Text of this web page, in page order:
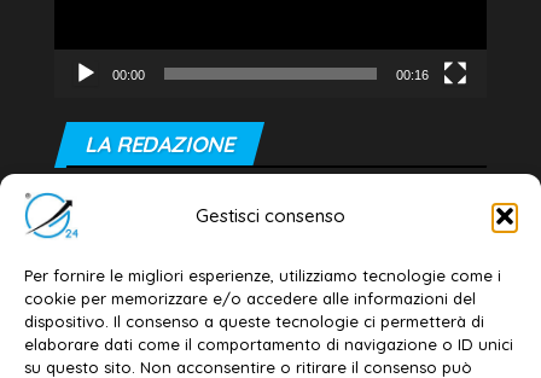
Gestisci consenso
Per fornire le migliori esperienze, utilizziamo tecnologie come i
cookie per memorizzare e/o accedere alle informazioni del
dispositivo. Il consenso a queste tecnologie ci permetterà di
elaborare dati come il comportamento di navigazione o ID unici
su questo sito. Non acconsentire o ritirare il consenso può
00:00 00:16
LA REDAZIONE
Editore e direttore responsabile:
Dott. Daniele G. Masciullo
Email: redazione@galatina24.it
Contatti –Disclaimer
Privacy policy –Cookie policy